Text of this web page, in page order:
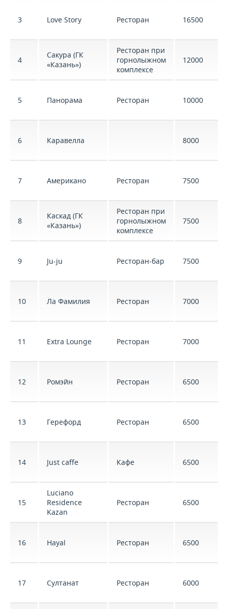
3 Love Story Ресторан 16500
4
Сакура (ГК
«Казань»)
Ресторан при
горнолыжном
комплексе
12000
5 Панорама Ресторан 10000
6 Каравелла 8000
7 Американо Ресторан 7500
8
Каскад (ГК
«Казань»)
Ресторан при
горнолыжном
комплексе
7500
9 Ju-ju Ресторан-бар 7500
10 Ла Фамилия Ресторан 7000
11 Extra Lounge Ресторан 7000
12 Ромэйн Ресторан 6500
13 Герефорд Ресторан 6500
14 Just caffe Кафе 6500
15
Luciano
Residence
Kazan
Ресторан 6500
16 Hayal Ресторан 6500
17 Султанат Ресторан 6000